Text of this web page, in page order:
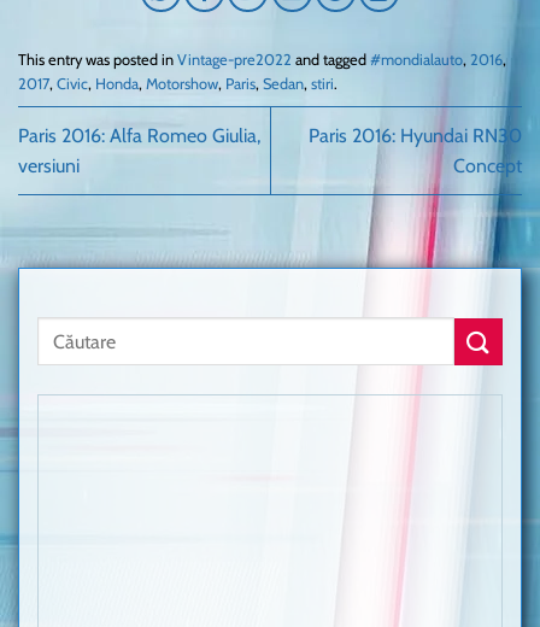
This entry was posted in Vintage-pre2022 and tagged #mondialauto, 2016,
2017, Civic, Honda, Motorshow, Paris, Sedan, stiri.
Paris 2016: Alfa Romeo Giulia,
versiuni
Paris 2016: Hyundai RN30
Concept